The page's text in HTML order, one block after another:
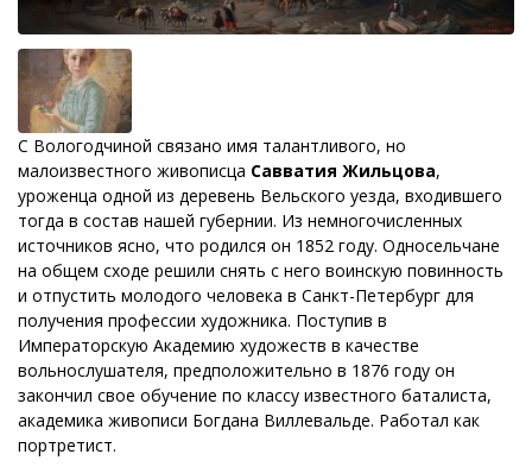
С Вологодчиной связано имя талантливого, но
малоизвестного живописца Савватия Жильцова,
уроженца одной из деревень Вельского уезда, входившего
тогда в состав нашей губернии. Из немногочисленных
источников ясно, что родился он 1852 году. Односельчане
на общем сходе решили снять с него воинскую повинность
и отпустить молодого человека в Санкт-Петербург для
получения профессии художника. Поступив в
Императорскую Академию художеств в качестве
вольнослушателя, предположительно в 1876 году он
закончил свое обучение по классу известного баталиста,
академика живописи Богдана Виллевальде. Работал как
портретист.